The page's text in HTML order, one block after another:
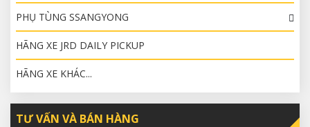
PHỤ TÙNG SSANGYONG
HÃNG XE JRD DAILY PICKUP
HÃNG XE KHÁC...
TƯ VẤN VÀ BÁN HÀNG